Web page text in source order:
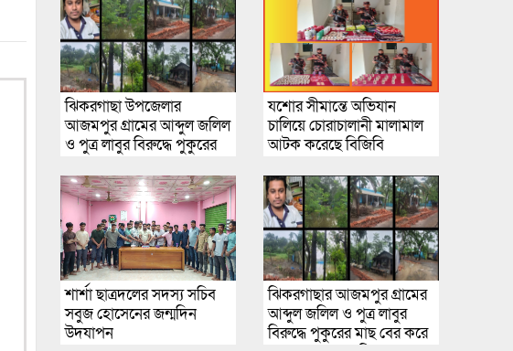
ঝিকরগাছা উপজেলার
আজমপুর গ্রামের আব্দুল জলিল
ও পুত্র লাবুর বিরুদ্ধে পুকুরের
অভিযোগ উঠেছে
যশোর সীমান্তে অভিযান
চালিয়ে চোরাচালানী মালামাল
আটক করেছে বিজিবি
শার্শা ছাত্রদলের সদস্য সচিব
সবুজ হোসেনের জন্মদিন
উদযাপন
ঝিকরগাছার আজমপুর গ্রামের
আব্দুল জলিল ও পুত্র লাবুর
বিরুদ্ধে পুকুরের মাছ বের করে